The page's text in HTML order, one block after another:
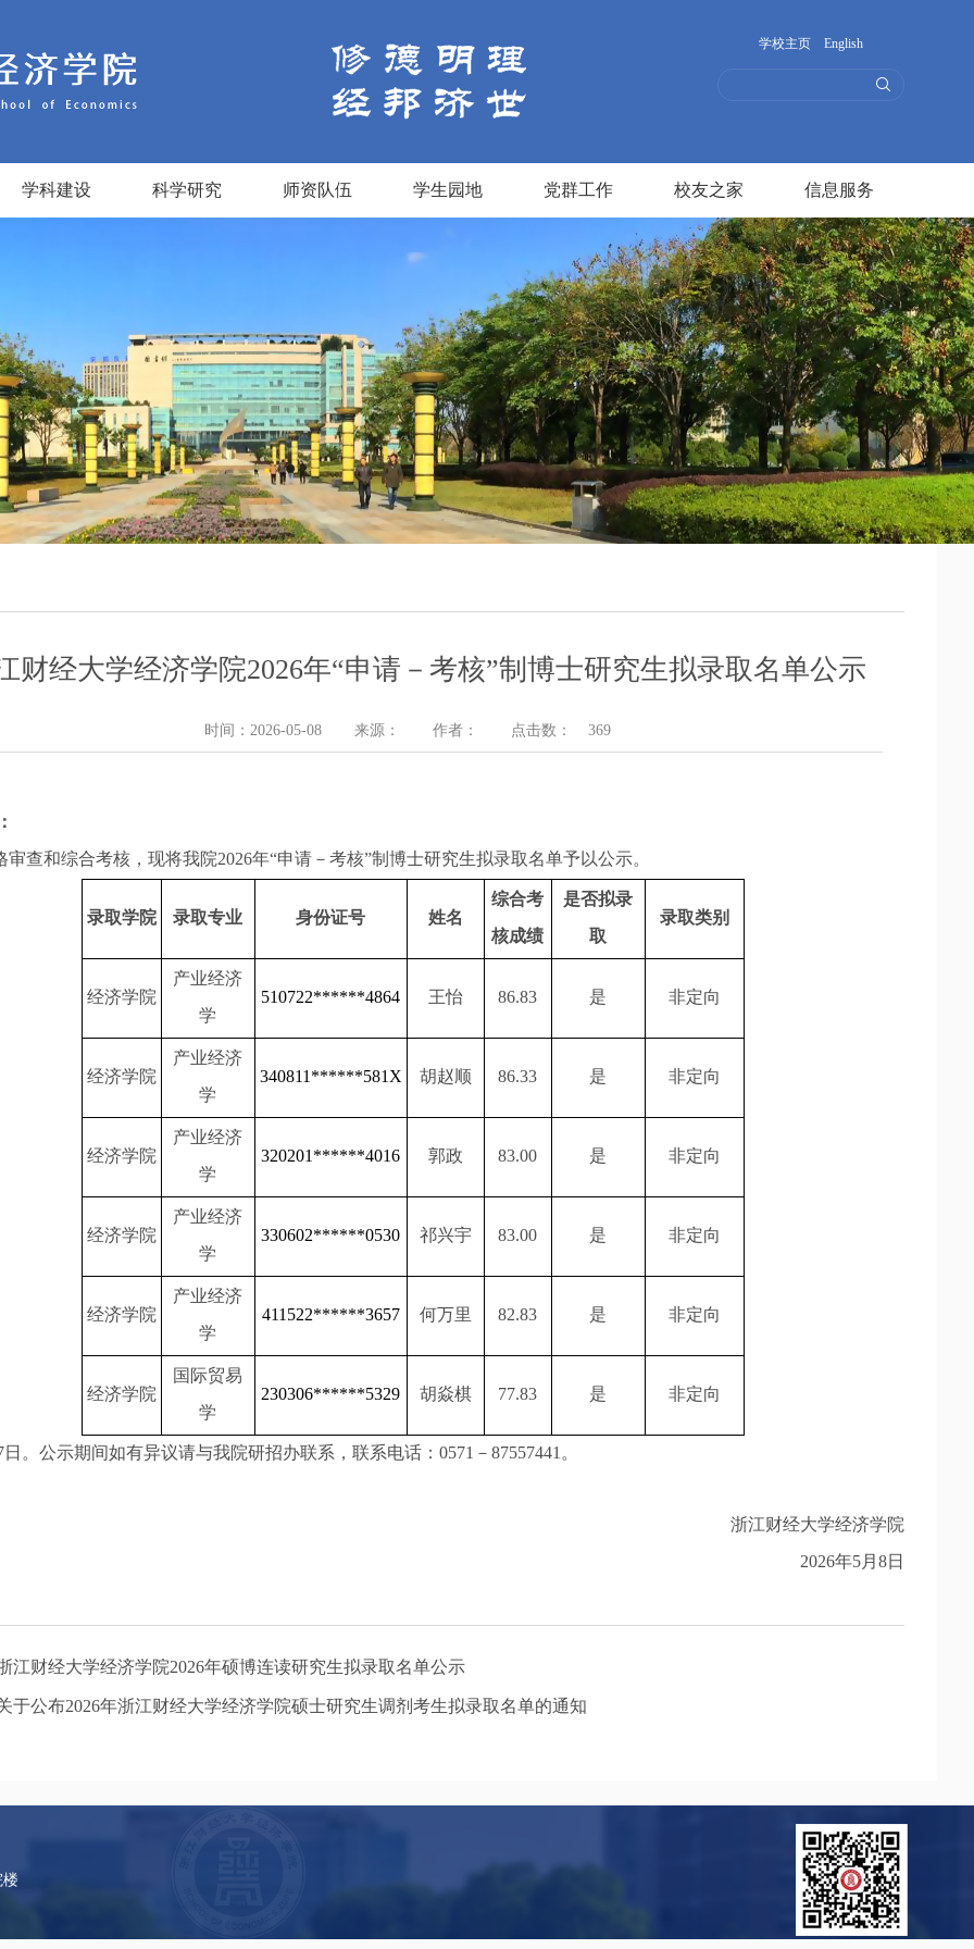
学校主页 English
学科建设 科学研究 师资队伍 学生园地 党群工作 校友之家 信息服务
财经大学经济学院2026年“申请－考核”制博士研究生拟录取名单公示
时间：2026-05-08 来源： 作者： 点击数： 369
审查和综合考核，现将我院2026年“申请－考核”制博士研究生拟录取名单予以公示。
录取学院 录取专业 身份证号 姓名
综合考
核成绩
是否拟录
取
录取类别
经济学院
产业经济
学
510722******4864 王怡 86.83 是 非定向
经济学院
产业经济
学
340811******581X 胡赵顺 86.33 是 非定向
经济学院
产业经济
学
320201******4016 郭政 83.00 是 非定向
经济学院
产业经济
学
330602******0530 祁兴宇 83.00 是 非定向
经济学院
产业经济
学
411522******3657 何万里 82.83 是 非定向
经济学院
国际贸易
学
230306******5329 胡焱棋 77.83 是 非定向
。公示期间如有异议请与我院研招办联系，联系电话：0571－87557441。
浙江财经大学经济学院
2026年5月8日
江财经大学经济学院2026年硕博连读研究生拟录取名单公示
于公布2026年浙江财经大学经济学院硕士研究生调剂考生拟录取名单的通知
楼